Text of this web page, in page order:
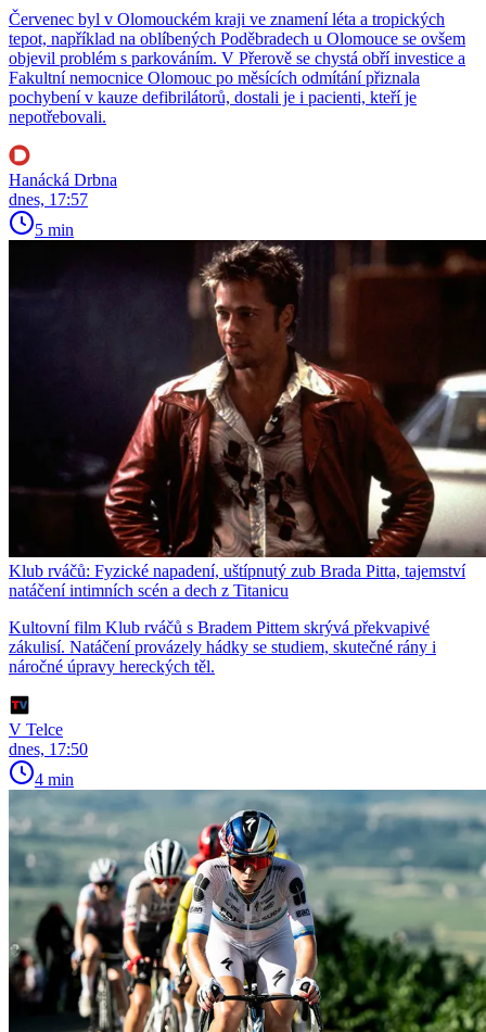
Červenec byl v Olomouckém kraji ve znamení léta a tropických
tepot, například na oblíbených Poděbradech u Olomouce se ovšem
objevil problém s parkováním. V Přerově se chystá obří investice a
Fakultní nemocnice Olomouc po měsících odmítání přiznala
pochybení v kauze defibrilátorů, dostali je i pacienti, kteří je
nepotřebovali.
Hanácká Drbna
dnes, 17:57
5 min
Klub rváčů: Fyzické napadení, uštípnutý zub Brada Pitta, tajemství
natáčení intimních scén a dech z Titanicu
Kultovní film Klub rváčů s Bradem Pittem skrývá překvapivé
zákulisí. Natáčení provázely hádky se studiem, skutečné rány i
náročné úpravy hereckých těl.
V Telce
dnes, 17:50
4 min